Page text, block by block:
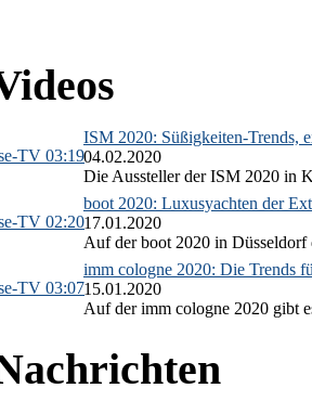
03:19
ISM 2020: Süßigkeiten-Trends,
04.02.2020
Die Aussteller der ISM 2020 in
02:20
boot 2020: Luxusyachten der
17.01.2020
Auf der boot 2020 in Düsseldorf
03:07
imm cologne 2020: Die Trends
15.01.2020
Auf der imm cologne 2020 gibt